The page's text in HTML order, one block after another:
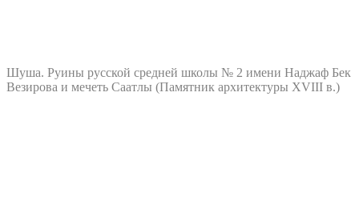
Шуша. Руины русской средней школы № 2 имени Наджаф Бек
Везирова и мечеть Саатлы (Памятник архитектуры XVIII в.)